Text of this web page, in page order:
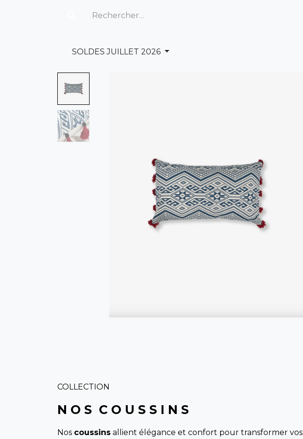
SOLDES JUILLET 2026
COLLECTION
N O S C O U S S I N S
Nos coussins allient élégance et confort pour transformer vos